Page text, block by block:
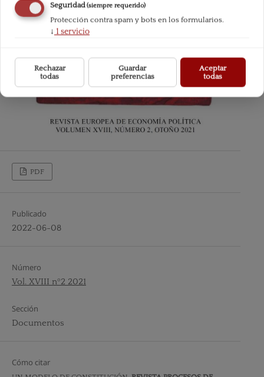
PDF
Publicado
2022-06-08
Número
Vol. XVIII nº2 2021
Sección
Documentos
Cómo citar
Seguridad(siempre requerido)
Protección contra spam y bots en los formularios.
↓ 1servicio
Rechazar
todas
Guardar
preferencias
Aceptar
todas